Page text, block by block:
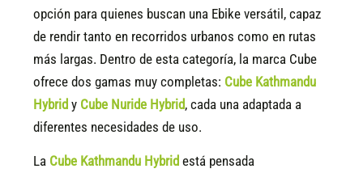
opción para quienes buscan una Ebike versátil, capaz
de rendir tanto en recorridos urbanos como en rutas
más largas. Dentro de esta categoría, la marca Cube
ofrece dos gamas muy completas: Cube Kathmandu
Hybrid y Cube Nuride Hybrid, cada una adaptada a
diferentes necesidades de uso.
La Cube Kathmandu Hybrid está pensada